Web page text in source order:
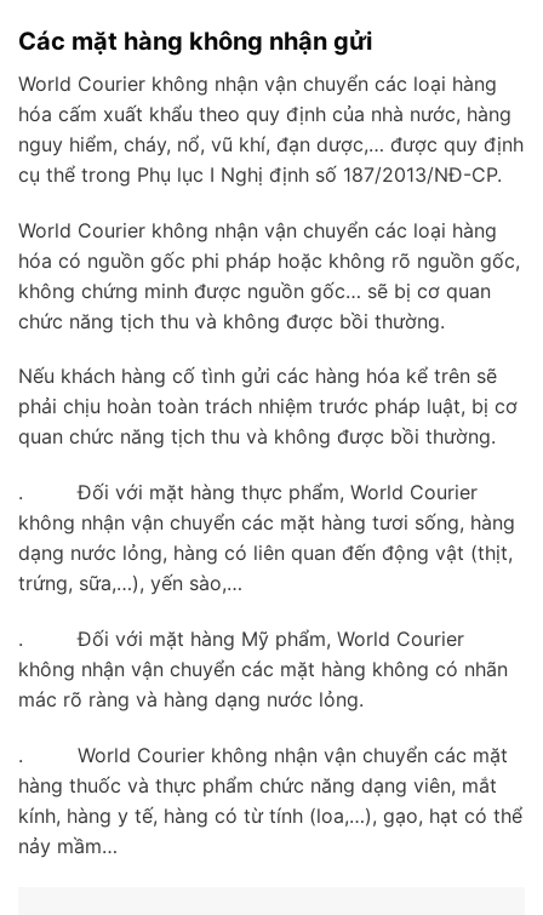
Các mặt hàng không nhận gửi
World Courier không nhận vận chuyển các loại hàng
hóa cấm xuất khẩu theo quy định của nhà nước, hàng
nguy hiểm, cháy, nổ, vũ khí, đạn dược,… được quy định
cụ thể trong Phụ lục I Nghị định số 187/2013/NĐ-CP.
World Courier không nhận vận chuyển các loại hàng
hóa có nguồn gốc phi pháp hoặc không rõ nguồn gốc,
không chứng minh được nguồn gốc… sẽ bị cơ quan
chức năng tịch thu và không được bồi thường.
Nếu khách hàng cố tình gửi các hàng hóa kể trên sẽ
phải chịu hoàn toàn trách nhiệm trước pháp luật, bị cơ
quan chức năng tịch thu và không được bồi thường.
. Đối với mặt hàng thực phẩm, World Courier
không nhận vận chuyển các mặt hàng tươi sống, hàng
dạng nước lỏng, hàng có liên quan đến động vật (thịt,
trứng, sữa,…), yến sào,…
. Đối với mặt hàng Mỹ phẩm, World Courier
không nhận vận chuyển các mặt hàng không có nhãn
mác rõ ràng và hàng dạng nước lỏng.
. World Courier không nhận vận chuyển các mặt
hàng thuốc và thực phẩm chức năng dạng viên, mắt
kính, hàng y tế, hàng có từ tính (loa,…), gạo, hạt có thể
nảy mầm…